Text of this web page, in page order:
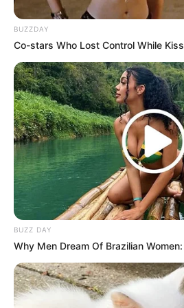
BUZZDAY
Co-stars Who Lost Control While
BUZZ DAY
Why Men Dream Of Brazilian